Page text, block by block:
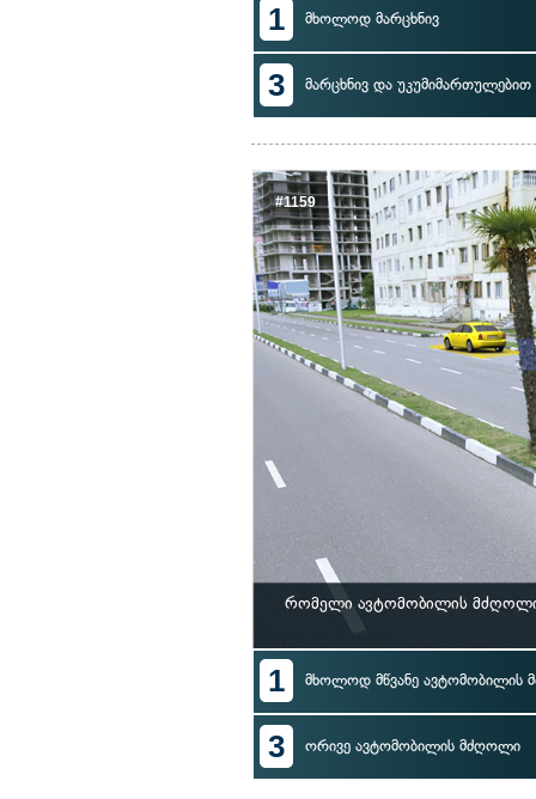
1 მხოლოდ მარცხნივ
3 მარცხნივ და უკუმიმართულებით
#1159
რომელი ავტომობილის მძღოლი
1 მხოლოდ მწვანე ავტომობილის
3 ორივე ავტომობილის მძღოლი